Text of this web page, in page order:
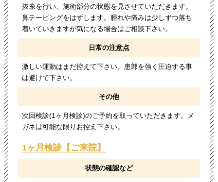
抜糸を行い、施術部分の状態を見させていただきます。
鼻テーピングをはずします。腫れや痛みは少しずつ落ち
着いていきますが気になる場合はご相談下さい。
日常の注意点
激しい運動はまだ控えて下さい。患部を強く圧迫する事
は避けて下さい。
その他
次回検診(1ヶ月検診)のご予約を取っていただきます。メ
ガネは可能な限りお控え下さい。
1ヶ月検診【ご来院】
状態の確認など